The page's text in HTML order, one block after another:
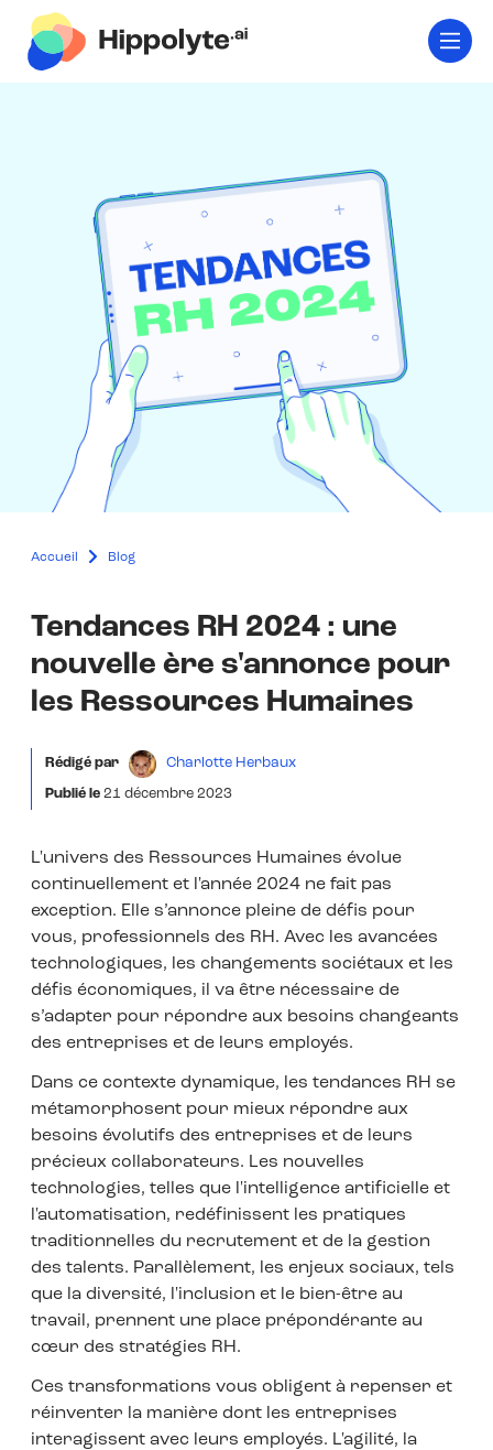
Accueil Blog
Tendances RH 2024 : une
nouvelle ère s'annonce pour
les Ressources Humaines
Rédigé par Charlotte Herbaux
Publié le21 décembre 2023
L'univers des Ressources Humaines évolue
continuellement et l'année 2024 ne fait pas
exception. Elle s’annonce pleine de défis pour
vous, professionnels des RH. Avec les avancées
technologiques, les changements sociétaux et les
défis économiques, il va être nécessaire de
s’adapter pour répondre aux besoins changeants
des entreprises et de leurs employés.
Dans ce contexte dynamique, les tendances RH se
métamorphosent pour mieux répondre aux
besoins évolutifs des entreprises et de leurs
précieux collaborateurs. Les nouvelles
technologies, telles que l'intelligence artificielle et
l'automatisation, redéfinissent les pratiques
traditionnelles du recrutement et de la gestion
des talents. Parallèlement, les enjeux sociaux, tels
que la diversité, l'inclusion et le bien-être au
travail, prennent une place prépondérante au
cœur des stratégies RH.
Ces transformations vous obligent à repenser et
réinventer la manière dont les entreprises
interagissent avec leurs employés. L'agilité, la